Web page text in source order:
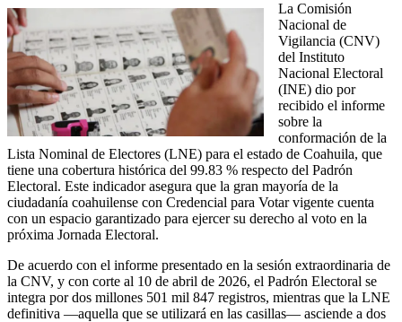
La Comisión
Nacional de
Vigilancia (CNV)
del Instituto
Nacional Electoral
(INE) dio por
recibido el informe
sobre la
conformación de la
Lista Nominal de Electores (LNE) para el estado de Coahuila, que
tiene una cobertura histórica del 99.83 % respecto del Padrón
Electoral. Este indicador asegura que la gran mayoría de la
ciudadanía coahuilense con Credencial para Votar vigente cuenta
con un espacio garantizado para ejercer su derecho al voto en la
próxima Jornada Electoral.
De acuerdo con el informe presentado en la sesión extraordinaria de
la CNV, y con corte al 10 de abril de 2026, el Padrón Electoral se
integra por dos millones 501 mil 847 registros, mientras que la LNE
definitiva —aquella que se utilizará en las casillas— asciende a dos